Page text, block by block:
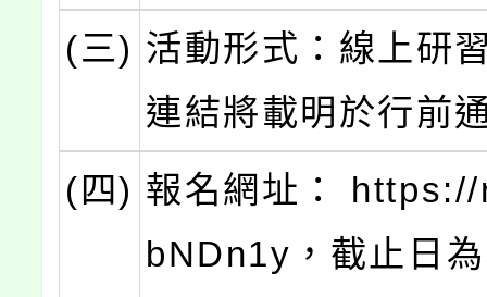
(三) 活動形式：線上研
連結將載明於行前
(四) 報名網址：
bNDn1y，截止日